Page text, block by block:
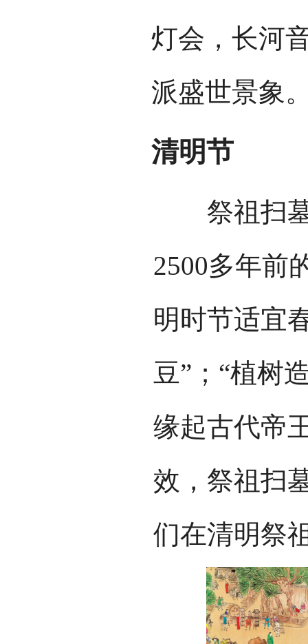
灯会，长河
派盛世景象
清明节
祭祖扫墓
2500多年前
明时节适宜
豆”；“植树
缘起古代帝
效，祭祖扫
们在清明祭